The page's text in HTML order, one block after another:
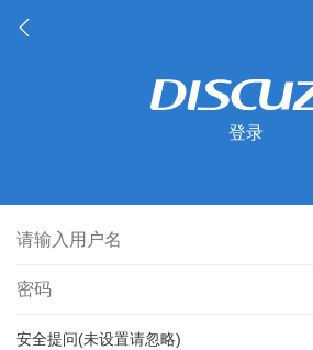
登录
安全提问(未设置请忽略)